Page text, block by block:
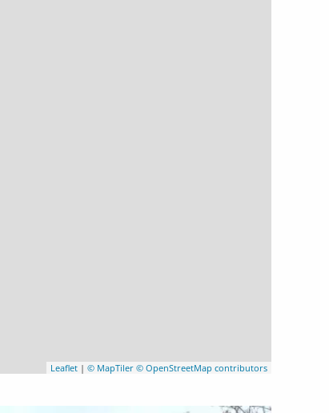
Leaflet | © MapTiler © OpenStreetMap contributors